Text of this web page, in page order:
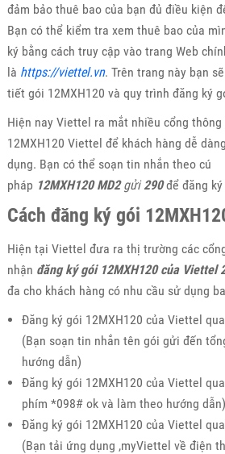
đảm bảo thuê bao của bạn đủ điều kiện
Bạn có thể kiểm tra xem thuê bao của
ký bằng cách truy cập vào trang Web
là https://viettel.vn. Trên trang này bạn
tiết gói 12MXH120 và quy trình đăng ký
Hiện nay Viettel ra mắt nhiều cổng
12MXH120 Viettel để khách hàng dễ
dụng. Bạn có thể soạn tin nhắn theo cú
pháp 12MXH120 MD2gửi290để đăng ký
Cách đăng ký gói
Hiện tại Viettel đưa ra thị trường các
nhận đăng ký gói 12MXH120 của Viettel
đa cho khách hàng có nhu cầu sử dụng
Đăng ký gói 12MXH120 của Viettel
(Bạn soạn tin nhắn tên gói gửi đến
hướng dẫn)
Đăng ký gói 12MXH120 của Viettel
phím *098# ok và làm theo hướng dẫn)
Đăng ký gói 12MXH120 của Viettel
(Bạn tải ứng dụng ,myViettel về điện